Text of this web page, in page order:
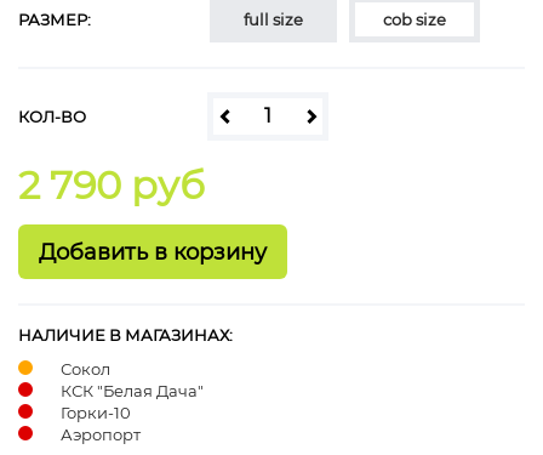
РАЗМЕР: full size cob size
КОЛ-ВО
2 790 руб
НАЛИЧИЕ В МАГАЗИНАХ:
Сокол
КСК "Белая Дача"
Горки-10
Аэропорт